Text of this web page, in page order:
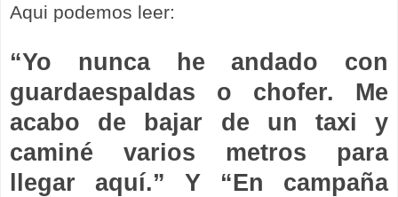
Aqui podemos leer:
“Yo nunca he andado con
guardaespaldas o chofer. Me
acabo de bajar de un taxi y
caminé varios metros para
llegar aquí.” Y “En campaña